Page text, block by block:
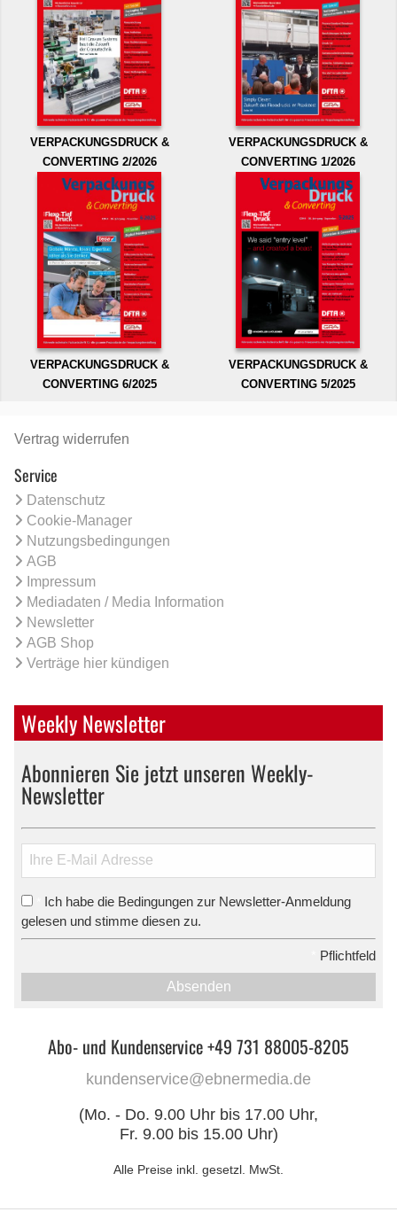
VERPACKUNGSDRUCK &
CONVERTING 2/2026
VERPACKUNGSDRUCK &
CONVERTING 1/2026
VERPACKUNGSDRUCK &
CONVERTING 6/2025
VERPACKUNGSDRUCK &
CONVERTING 5/2025
Vertrag widerrufen
Service
Datenschutz
Cookie-Manager
Nutzungsbedingungen
AGB
Impressum
Mediadaten / Media Information
Newsletter
AGB Shop
Verträge hier kündigen
Weekly Newsletter
Abonnieren Sie jetzt unseren Weekly-
Newsletter
Ich habe die Bedingungen zur Newsletter-Anmeldung
gelesen und stimme diesen zu.
Pflichtfeld
Absenden
Abo- und Kundenservice +49 731 88005-8205
kundenservice@ebnermedia.de
(Mo. - Do. 9.00 Uhr bis 17.00 Uhr,
Fr. 9.00 bis 15.00 Uhr)
Alle Preise inkl. gesetzl. MwSt.